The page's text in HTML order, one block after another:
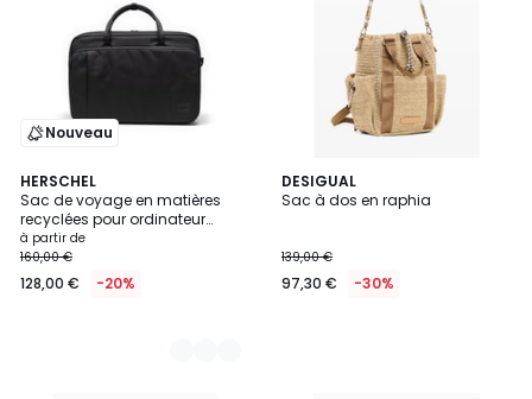
Nouveau
HERSCHEL
Sac de voyage en matières
recyclées pour ordinateur
portable 15"/16" BOWEN 30 L
à partir de
160,00 €
128,00 € -20%
2
Couleurs
DESIGUAL
Sac à dos en raphia
139,00 €
97,30 € -30%